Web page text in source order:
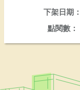
下架日期：
點閱數：